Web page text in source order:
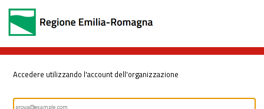
Accedere utilizzando l'account dell'organizzazione